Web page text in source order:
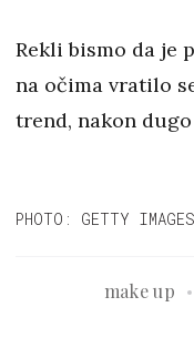
Rekli bismo da je
na očima vratilo
trend, nakon
PHOTO: GETTY IMAGES
make up